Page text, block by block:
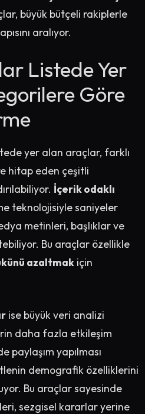
büyük bütçeli rakiplerle
aralıyor.
Listede Yer
Göre
yer alan araçlar, farklı
hitap eden çeşitli
İçerik odaklı
teknolojisiyle saniyeler
metinleri, başlıklar ve
Bu araçlar özellikle
azaltmak için
ise büyük veri analizi
daha fazla etkileşim
paylaşım yapılması
demografik özelliklerini
Bu araçlar sayesinde
sezgisel kararlar yerine